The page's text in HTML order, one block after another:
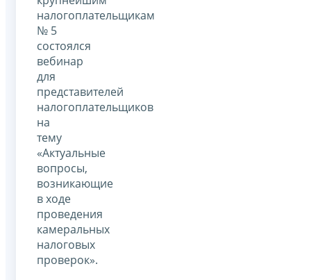
налогоплательщикам
№ 5
состоялся
вебинар
для
представителей
налогоплательщиков
на
тему
«Актуальные
вопросы,
возникающие
в ходе
проведения
камеральных
налоговых
проверок».